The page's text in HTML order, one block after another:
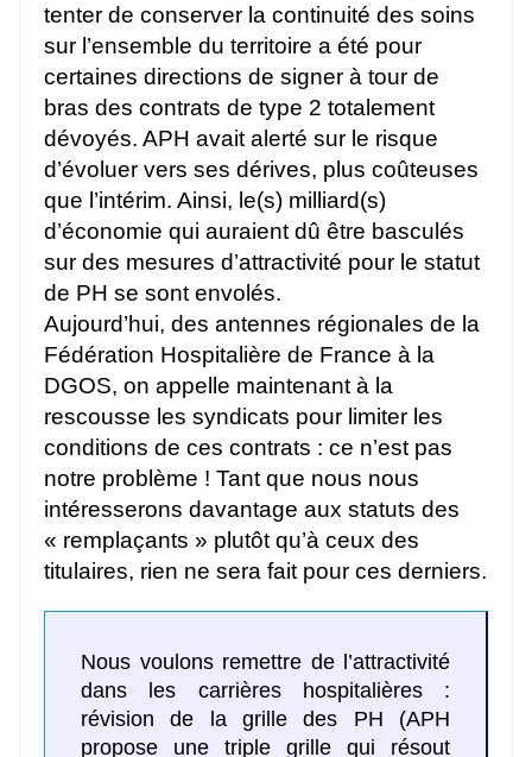
tenter de conserver la continuité des soins
sur l’ensemble du territoire a été pour
certaines directions de signer à tour de
bras des contrats de type 2 totalement
dévoyés. APH avait alerté sur le risque
d’évoluer vers ses dérives, plus coûteuses
que l’intérim. Ainsi, le(s) milliard(s)
d’économie qui auraient dû être basculés
sur des mesures d’attractivité pour le statut
de PH se sont envolés.
Aujourd’hui, des antennes régionales de la
Fédération Hospitalière de France à la
DGOS, on appelle maintenant à la
rescousse les syndicats pour limiter les
conditions de ces contrats : ce n’est pas
notre problème ! Tant que nous nous
intéresserons davantage aux statuts des
« remplaçants » plutôt qu’à ceux des
titulaires, rien ne sera fait pour ces derniers.
Nous voulons remettre de l’attractivité
dans les carrières hospitalières :
révision de la grille des PH (APH
propose une triple grille qui résout